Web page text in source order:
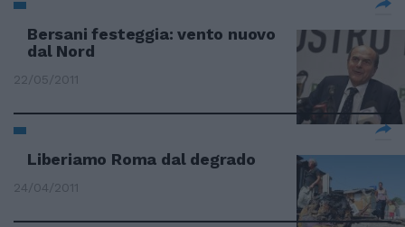
Bersani festeggia: vento nuovo
dal Nord
22/05/2011
Liberiamo Roma dal degrado
24/04/2011